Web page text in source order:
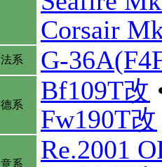
Corsair
法系 G-
德系 Bf109T改
Fw190T改
意系
Re.2001